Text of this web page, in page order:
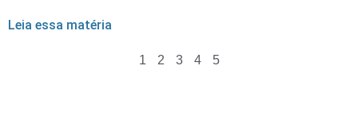
Leia essa matéria
1 2 3 4 5